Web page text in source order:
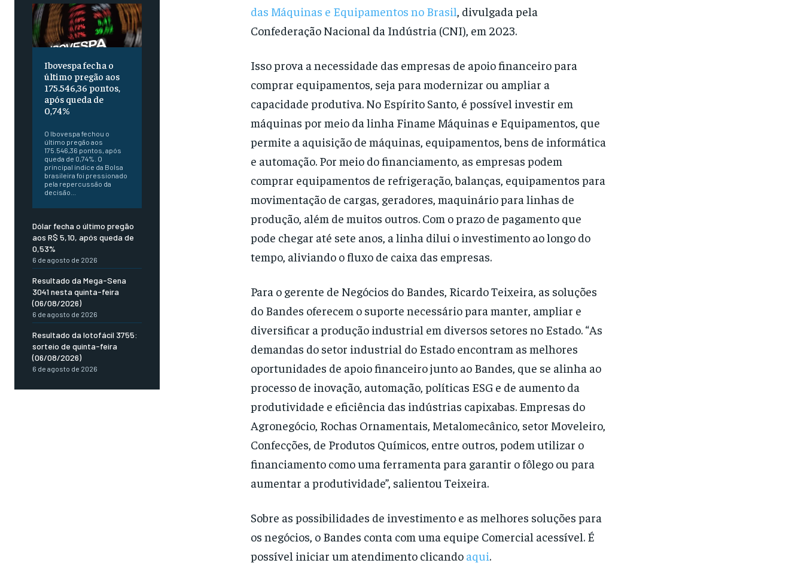
Ibovespa fecha o
último pregão aos
175.546,36 pontos,
após queda de
0,74%
O Ibovespa fechou o
último pregão aos
175.546,36 pontos, após
queda de 0,74%. O
principal índice da Bolsa
brasileira foi pressionado
pela repercussão da
decisão...
Dólar fecha o último pregão
aos R$ 5,10, após queda de
0,53%
6 de agosto de 2026
Resultado da Mega-Sena
3041 nesta quinta-feira
(06/08/2026)
6 de agosto de 2026
Resultado da lotofácil 3755:
sorteio de quinta-feira
(06/08/2026)
6 de agosto de 2026
das Máquinas e Equipamentos no Brasil , divulgada pela
Confederação Nacional da Indústria (CNI), em 2023.
Isso prova a necessidade das empresas de apoio financeiro para
comprar equipamentos, seja para modernizar ou ampliar a
capacidade produtiva. No Espírito Santo, é possível investir em
máquinas por meio da linha Finame Máquinas e Equipamentos, que
permite a aquisição de máquinas, equipamentos, bens de informática
e automação. Por meio do financiamento, as empresas podem
comprar equipamentos de refrigeração, balanças, equipamentos para
movimentação de cargas, geradores, maquinário para linhas de
produção, além de muitos outros. Com o prazo de pagamento que
pode chegar até sete anos, a linha dilui o investimento ao longo do
tempo, aliviando o fluxo de caixa das empresas.
Para o gerente de Negócios do Bandes, Ricardo Teixeira, as soluções
do Bandes oferecem o suporte necessário para manter, ampliar e
diversificar a produção industrial em diversos setores no Estado. “As
demandas do setor industrial do Estado encontram as melhores
oportunidades de apoio financeiro junto ao Bandes, que se alinha ao
processo de inovação, automação, políticas ESG e de aumento da
produtividade e eficiência das indústrias capixabas. Empresas do
Agronegócio, Rochas Ornamentais, Metalomecânico, setor Moveleiro,
Confecções, de Produtos Químicos, entre outros, podem utilizar o
financiamento como uma ferramenta para garantir o fôlego ou para
aumentar a produtividade”, salientou Teixeira.
Sobre as possibilidades de investimento e as melhores soluções para
os negócios, o Bandes conta com uma equipe Comercial acessível. É
possível iniciar um atendimento clicando aqui.